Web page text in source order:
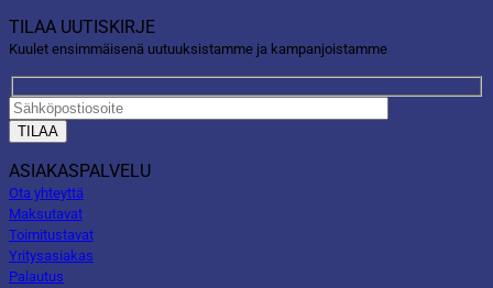
TILAA UUTISKIRJE
Kuulet ensimmäisenä uutuuksistamme ja kampanjoistamme
ASIAKASPALVELU
Ota yhteyttä
Maksutavat
Toimitustavat
Yritysasiakas
Palautus